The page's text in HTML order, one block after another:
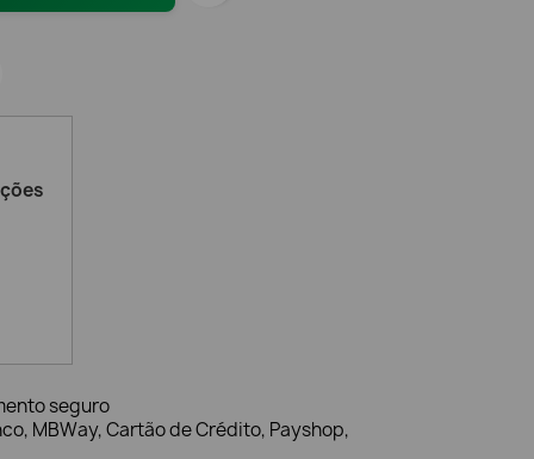
seguro
MBWay, Cartão de Crédito, Payshop,